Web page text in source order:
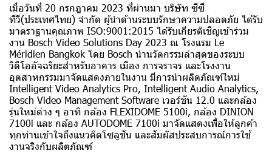
เมื่อวันที่ 20 กรกฎาคม 2023 ที่ผ่านมา บริษัท ซีซี
ทีวี(ประเทศไทย) จำกัด ผู้นำด้านระบบรักษาความปลอดภัย ได้รับ
มาตราฐานคุณภาพ ISO:9001:2015 ได้รับเกียรติเชิญเข้าร่วม
งาน Bosch Video Solutions Day 2023 ณ โรงแรม Le
Méridien Bangkok โดย Bosch นำนวัตกรรมล่าสุดของระบบ
วิดีโออัจฉริยะสำหรับอาคาร เมือง การจราจร และโรงงาน
อุตสาหกรรมมาจัดแสดงภายในงาน มีการนำผลิตภัณฑ์ใหม่
Intelligent Video Analytics Pro, Intelligent Audio Analytics,
Bosch Video Management Software เวอร์ชัน 12.0 และกล้อง
รุ่นใหม่ต่าง ๆ อาทิ กล้อง FLEXIDOME 5100i, กล้อง DINION
7100i และ กล้อง AUTODOME 7100i มาจัดแสดงเพื่อให้ลูกค้า
ทุกท่านเข้าใจถึงแนวคิดโซลูชัน และสัมผัสประสบการณ์การใช้
งานจริงกับผลิตภัณฑ์